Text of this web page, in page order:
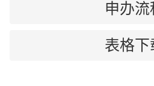
申办流
表格下